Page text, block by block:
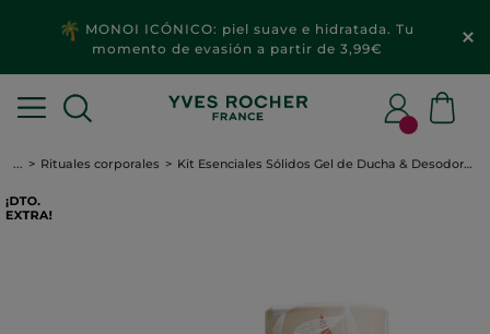
MONOI ICÓNICO: piel suave e hidratada. Tu
momento de evasión a partir de 3,99€
... Rituales corporales Kit Esenciales Sólidos Gel de Ducha & Desodorante - Formato Viaje